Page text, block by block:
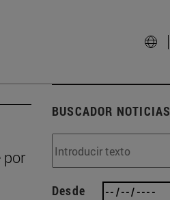
por
BUSCADOR NOTICIAS
Desde